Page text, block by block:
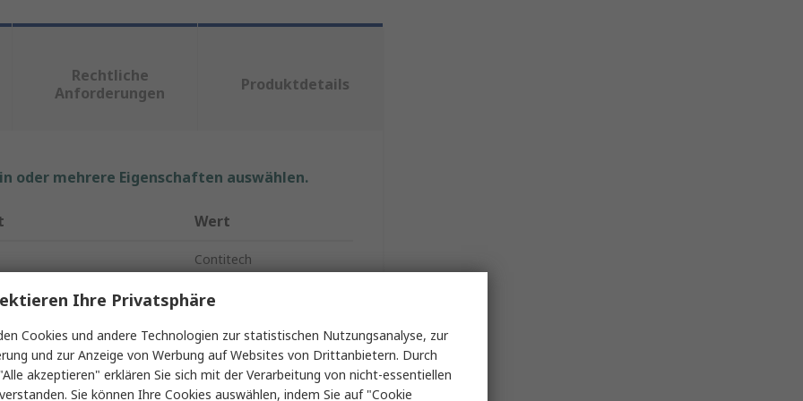
Rechtliche
Anforderungen
Produktdetails
oder mehrere Eigenschaften auswählen.
Wert
Contitech
Schlauch
25mm
35.5mm
Ihre Privatsphäre
Cookies und andere Technologien zur statistischen Nutzungsanalyse, zur
und zur Anzeige von Werbung auf Websites von Drittanbietern. Durch
akzeptieren" erklären Sie sich mit der Verarbeitung von nicht-essentiellen
Sie können Ihre Cookies auswählen, indem Sie auf "Cookie